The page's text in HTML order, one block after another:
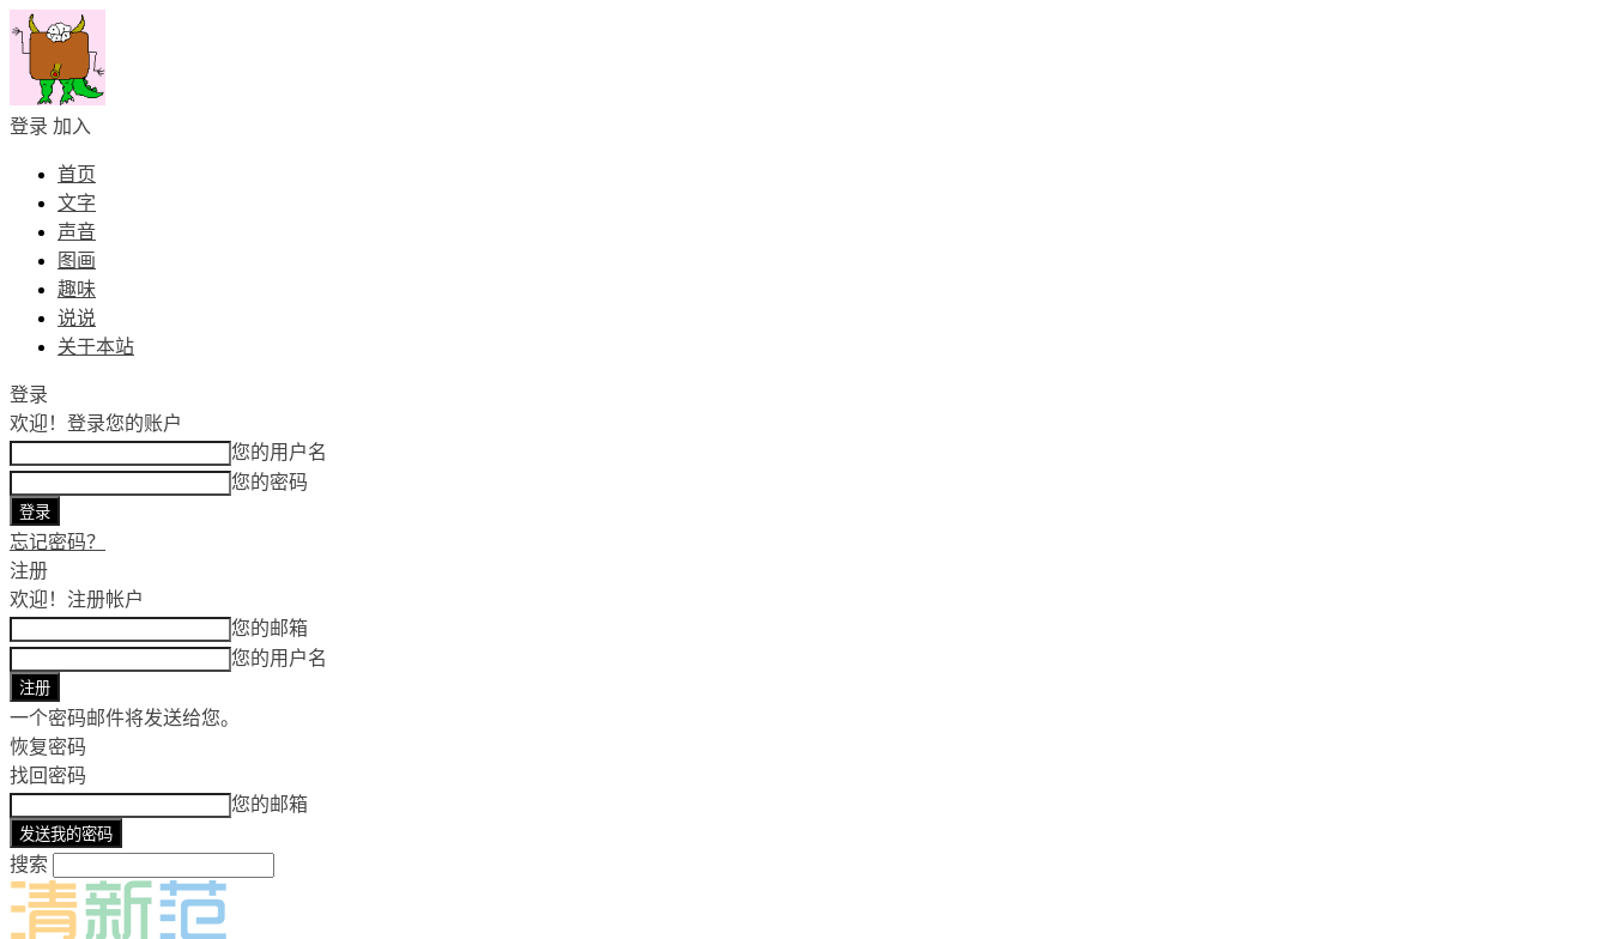
登录 加入
首页
文字
声音
图画
趣味
说说
关于本站
登录
欢迎！ 登录您的账户
您的用户名
您的密码
忘记密码？
注册
欢迎！ 注册帐户
您的邮箱
您的用户名
一个密码邮件将发送给您。
恢复密码
找回密码
您的邮箱
搜索